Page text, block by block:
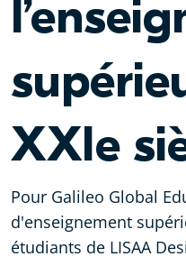
XXIe
Pour Galileo Global
d'enseignement
étudiants de LISAA